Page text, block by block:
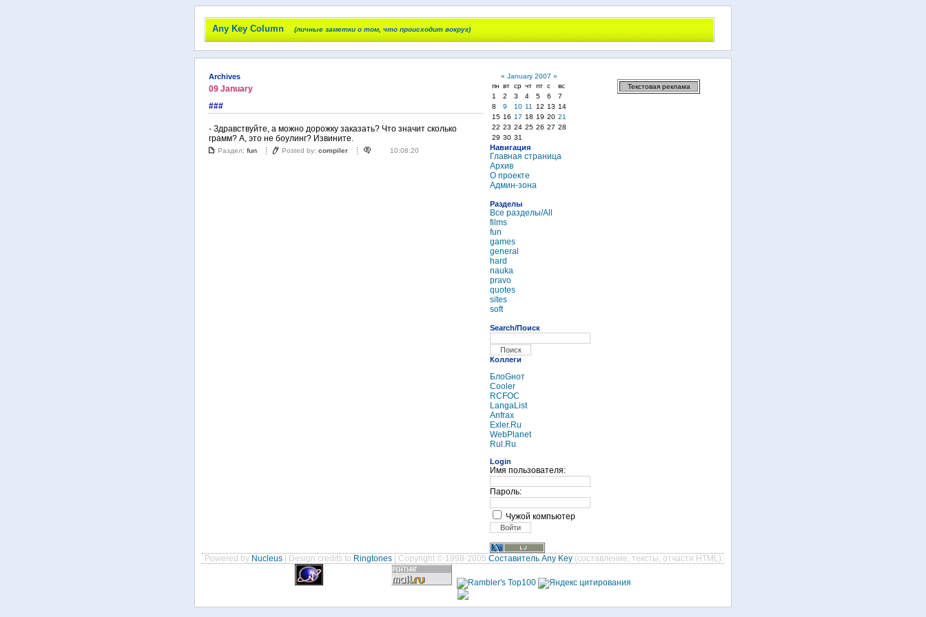
Any Key Column (личные заметки о том, что происходит вокруг)
Archives
09 January
###
- Здравствуйте, а можно дорожку заказать? Что значит сколько
грамм? А, это не боулинг? Извините.
Раздел: fun Posted by: compiler 10:08:20
« January 2007 »
пн вт ср чт пт с
вс
1
2 3 4 5 6
7
8
9 10 11 12 13 14
15 16 17 18 19 20 21
22 23 24 25 26 27 28
29 30 31
Навигация
Главная страница
Архив
О проекте
Админ-зона
Разделы
Все разделы/All
films
fun
games
general
hard
nauka
pravo
quotes
sites
soft
Search/Поиск
Коллеги
БлоGнот
Cooler
RCFOC
LangaList
Anfrax
Exler.Ru
WebPlanet
Rul.Ru
Login
Имя пользователя:
Пароль:
Чужой компьютер
Текстовая реклама
Powered by Nucleus | Design credits to Ringtones | Copyright © 1998-2005 Составитель Any Key (составление, тексты, отчасти HTML)